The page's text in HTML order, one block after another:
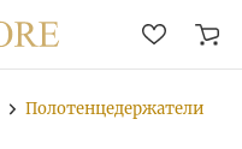
Полотенцедержатели